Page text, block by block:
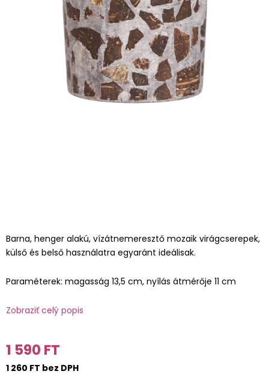
Barna, henger alakú, vízátnemeresztő mozaik virágcserepek,
külső és belső használatra egyaránt ideálisak.
Paraméterek: magasság 13,5 cm, nyílás átmérője 11 cm
Zobraziť celý popis
1 590 FT
1 260 FT bez DPH